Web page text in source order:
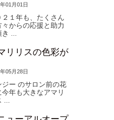
01月01日
２１年も、たくさん
々からの応援と助力
...
リリスの色彩が
05月28日
ジー のサロン前の花
今年も大きなアマリ
...